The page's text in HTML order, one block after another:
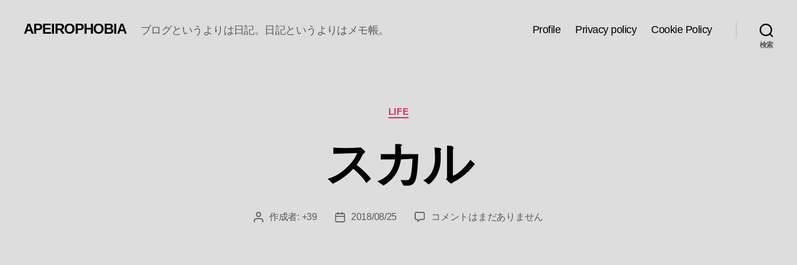
APEIROPHOBIA ブログというよりは日記。日記というよりはメモ帳。 Profile Privacy policy Cookie Policy
検索
カ
テ
リ
ー
LIFE
スカル
投 作成者: +39
投
2018/08/25
ス
コメントはまだありません